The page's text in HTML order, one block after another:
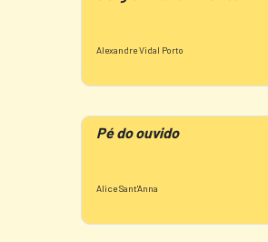
Alexandre Vidal Porto
Pé do ouvido
Alice Sant'Anna